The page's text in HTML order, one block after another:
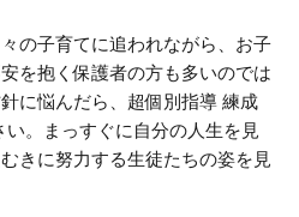
の子育てに追われながら、お子
を抱く保護者の方も多いのでは
に悩んだら、超個別指導 練成
い。まっすぐに自分の人生を見
きに努力する生徒たちの姿を見